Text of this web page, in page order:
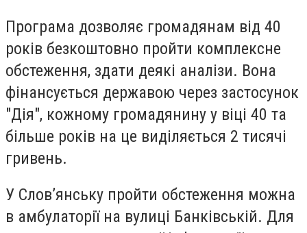
Програма дозволяє громадянам від 40
років безкоштовно пройти комплексне
обстеження, здати деякі аналізи. Вона
фінансується державою через застосунок
"Дія", кожному громадянину у віці 40 та
більше років на це виділяється 2 тисячі
гривень.
У Слов’янську пройти обстеження можна
в амбулаторії на вулиці Банківській. Для